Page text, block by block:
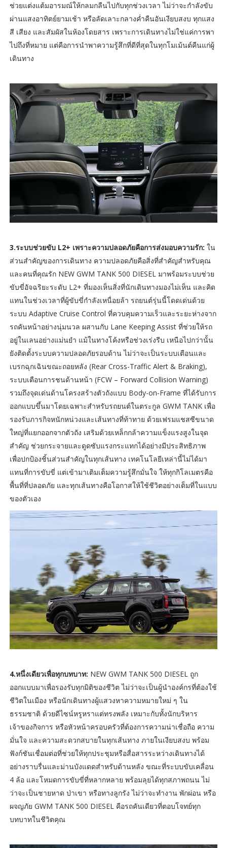
ช่วยแต่งแต้มอารมณ์ให้กลมกลืนไปกับทุกช่วงเวลา ไม่ว่าจะกำลังขับ
ผ่านแสงอาทิตย์ยามเช้า หรือลัดเลาะกลางค่ำคืนอันเงียบสงบ ทุกแสง
สี เสียง และสัมผัสในห้องโดยสาร เพราะการเดินทางไม่ใช่แค่การพา
ไปถึงที่หมาย แต่คือการนำพาความรู้สึกที่ดีที่สุดในทุกโมเม้นต์คืนแก่ผู้
เดินทาง
3.ระบบช่วยขับ L2+ เพราะความปลอดภัยคือการส่งมอบความรัก: ใน
ส่วนสำคัญของการเดินทาง ความปลอดภัยคือสิ่งที่สำคัญสำหรับคุณ
และคนที่คุณรัก NEW GWM TANK 500 DIESEL มาพร้อมระบบช่วย
ขับขี่อัจฉริยะระดับ L2+ ที่มองเห็นสิ่งที่นักเดินทางมองไม่เห็น และคิด
แทนในช่วงเวลาที่ผู้ขับขี่กำลังเหนื่อยล้า รถยนต์รุ่นนี้โดดเด่นด้วย
ระบบ Adaptive Cruise Control ที่ควบคุมความเร็วและระยะห่างจาก
รถคันหน้าอย่างนุ่มนวล ผสานกับ Lane Keeping Assist ที่ช่วยให้รถ
อยู่ในเลนอย่างแม่นยำ แม้ในทางโค้งหรือช่วงเร่งรีบ เหนือไปกว่านั้น
ยังติดตั้งระบบความปลอดภัยรอบด้าน ไม่ว่าจะเป็นระบบเตือนและ
เบรกฉุกเฉินขณะถอยหลัง (Rear Cross-Traffic Alert & Braking),
ระบบเตือนการชนด้านหน้า (FCW – Forward Collision Warning)
รวมถึงจุดเด่นด้านโครงสร้างตัวถังแบบ Body-on-Frame ที่ได้รับการ
ออกแบบขึ้นมาโดยเฉพาะสำหรับรถยนต์ในตระกูล GWM TANK เพื่อ
รองรับภารกิจหนักหน่วงและเส้นทางที่ท้าทาย ด้วยเฟรมแชสซีขนาด
ใหญ่ที่แยกออกจากตัวถัง เสริมด้วยเหล็กกล้าความแข็งแรงสูงในจุด
สำคัญ ช่วยกระจายและดูดซับแรงกระแทกได้อย่างมีประสิทธิภาพ
เพื่อปกป้องชิ้นส่วนสำคัญในทุกเส้นทาง เทคโนโลยีเหล่านี้ไม่ได้มา
แทนที่การขับขี่ แต่เข้ามาเติมเต็มความรู้สึกมั่นใจ ให้ทุกกิโลเมตรคือ
พื้นที่ที่ปลอดภัย และทุกเส้นทางคือโอกาสให้ใช้ชีวิตอย่างเต็มที่ในแบบ
ของตัวเอง
4.หนึ่งเดียวเพื่อทุกบทบาท: NEW GWM TANK 500 DIESEL ถูก
ออกแบบมาเพื่อรองรับทุกมิติของชีวิต ไม่ว่าจะเป็นผู้นำองค์กรที่ต้องใช้
ชีวิตในเมือง หรือนักเดินทางผู้แสวงหาความหมายใหม่ ๆ ใน
ธรรมชาติ ด้วยดีไซน์หรูหราแต่ทรงพลัง เหมาะกับทั้งนักบริหาร
เจ้าของกิจการ หรือหัวหน้าครอบครัวที่ต้องการความน่าเชื่อถือ ความ
มั่นใจ และความสะดวกสบายในทุกเส้นทาง ภายในเงียบสงบ พร้อม
ฟังก์ชันเชื่อมต่อที่ช่วยให้ทุกประชุมหรือสื่อสารระหว่างเดินทางได้
อย่างราบรื่นและม่านบังแดดสำหรับด้านหลัง ขณะที่ระบบขับเคลื่อน
4 ล้อ และโหมดการขับขี่ที่หลากหลาย พร้อมลุยได้ทุกสภาพถนน ไม่
ว่าจะเป็นชายหาด ป่าเขา หรือทางลูกรัง ไม่ว่าจะทำงาน พักผ่อน หรือ
ผจญภัย GWM TANK 500 DIESEL คือรถคันเดียวที่ตอบโจทย์ทุก
บทบาทในชีวิตคุณ